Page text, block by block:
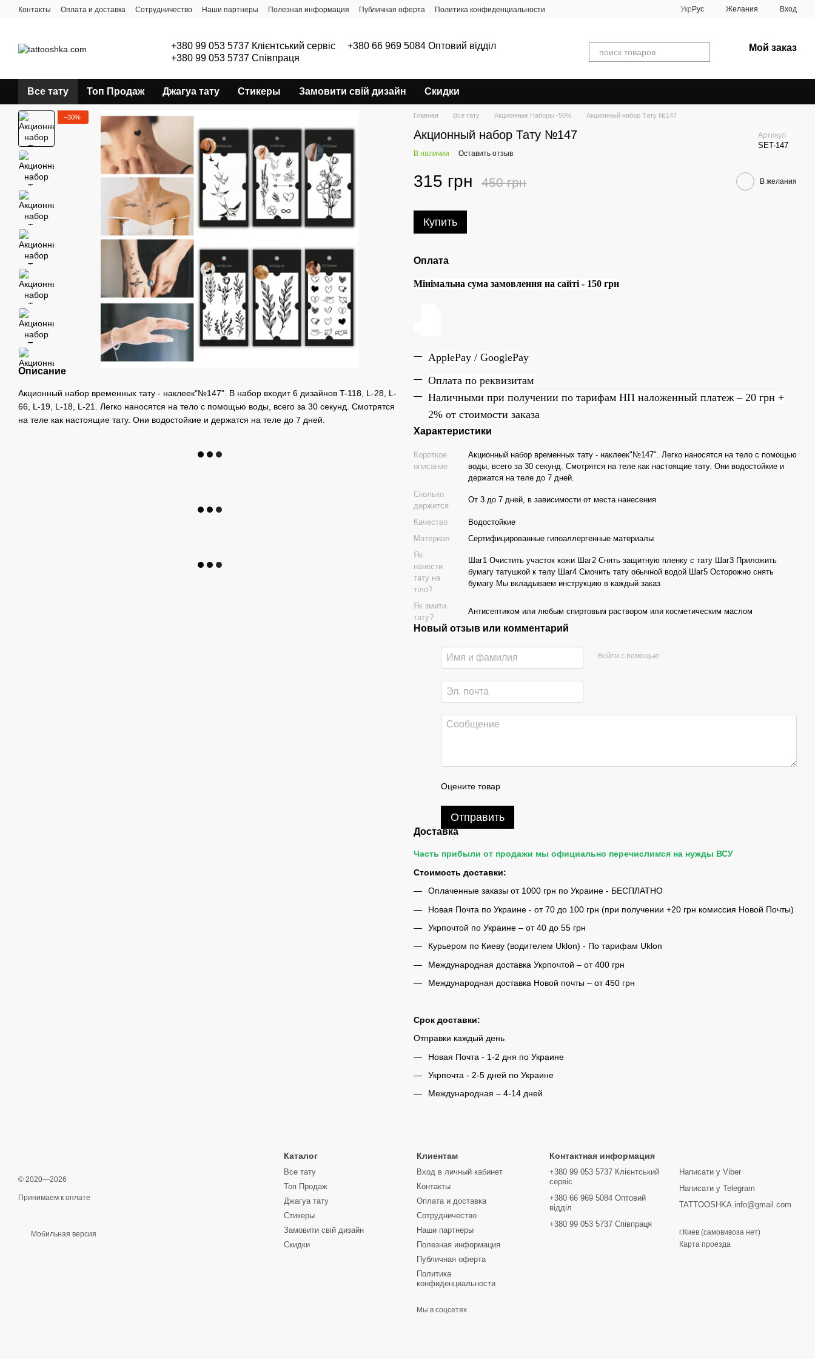
Перейти к основному контенту
Контакты Оплата и доставка Сотрудничество Наши партнеры Полезная информация Публичная оферта Политика конфиденциальности Укр Рус Желания Вход
+380 99 053 5737 Клієнтський сервіс
+380 66 969 5084 Оптовий відділ
+380 99 053 5737 Співпраця
Мой заказ
Все тату Топ Продаж Джагуа тату Стикеры Замовити свій дизайн Скидки
−30%
Описание
Акционный набор временных тату - наклеек"№147". В набор входит 6 дизайнов T-118, L-28, L-
66, L-19, L-18, L-21. Легко наносятся на тело с помощью воды, всего за 30 секунд. Смотрятся
на теле как настоящие тату. Они водостойкие и держатся на теле до 7 дней.
Главная Все тату Акционные Наборы -50% Акционный набор Тату №147
Акционный набор Тату №147 Артикул
SET-147
В наличии Оставить отзыв
315 грн 450 грн В желания
Купить
Оплата
Мінімальна сума замовлення на сайті - 150 грн
ApplePay / GooglePay
Оплата по реквизитам
Наличными при получении по тарифам НП наложенный платеж – 20 грн +
2% от стоимости заказа
Характеристики
Короткое
описание
Акционный набор временных тату - наклеек"№147". Легко наносятся на тело с помощью
воды, всего за 30 секунд. Смотрятся на теле как настоящие тату. Они водостойкие и
держатся на теле до 7 дней.
Сколько
держится
От 3 до 7 дней, в зависимости от места нанесения
Качество
Водостойкие
Материал
Сертифицированные гипоаллергенные материалы
Як
нанести
тату на
тіло?
Шаг1 Очистить участок кожи Шаг2 Снять защитную пленку с тату Шаг3 Приложить
бумагу татушкой к телу Шаг4 Смочить тату обычной водой Шаг5 Осторожно снять
бумагу Мы вкладываем инструкцию в каждый заказ
Як змити
тату?
Антисептиком или любым спиртовым раствором или косметическим маслом
Новый отзыв или комментарий
Войти с помощью
Оцените товар
Отправить
Доставка
Часть прибыли от продажи мы официально перечислимся на нужды ВСУ
Стоимость доставки:
Оплаченные заказы от 1000 грн по Украине - БЕСПЛАТНО
Новая Почта по Украине - от 70 до 100 грн (при получении +20 грн комиссия Новой Почты)
Укрпочтой по Украине – от 40 до 55 грн
Курьером по Киеву (водителем Uklon) - По тарифам Uklon
Международная доставка Укрпочтой – от 400 грн
Международная доставка Новой почты – от 450 грн
Срок доставки:
Отправки каждый день
Новая Почта - 1-2 дня по Украине
Укрпочта - 2-5 дней по Украине
Международная – 4-14 дней
© 2020—2026
Принимаем к оплате
Мобильная версия
Каталог
Все тату
Топ Продаж
Джагуа тату
Стикеры
Замовити свій дизайн
Скидки
Клиентам
Вход в личный кабинет
Контакты
Оплата и доставка
Сотрудничество
Наши партнеры
Полезная информация
Публичная оферта
Политика
конфиденциальности
Мы в соцсетях
Контактная информация
+380 99 053 5737 Клієнтський
сервіс
+380 66 969 5084 Оптовий
відділ
+380 99 053 5737 Співпраця
Написати у Viber
Написати у Telegram
TATTOOSHKA.info@gmail.com
г.Киев (самовивоза нет)
Карта проезда